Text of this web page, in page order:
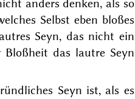
anders denken, als so
Selbst eben bloßes
Seyn, das nicht ein
das lautre Seyn
Seyn ist, als es